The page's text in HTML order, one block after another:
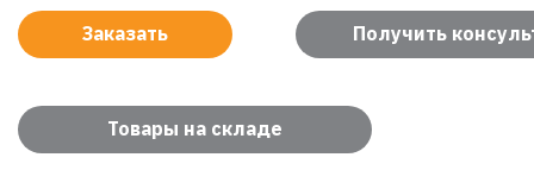
Заказать Получить
Товары на складе